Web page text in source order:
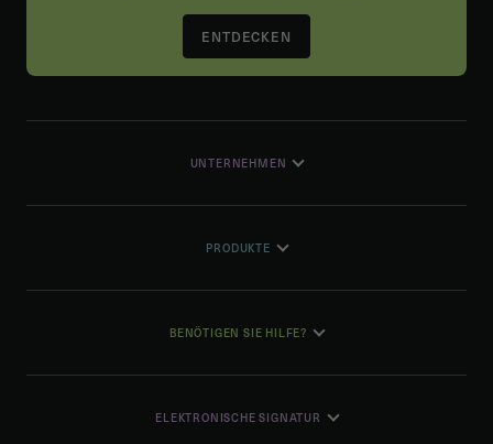
ENTDECKEN
UNTERNEHMEN
PRODUKTE
BENÖTIGEN SIE HILFE?
ELEKTRONISCHE SIGNATUR